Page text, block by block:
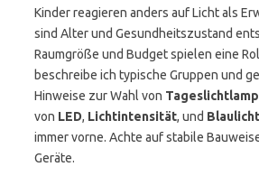
Kinder reagieren anders auf Licht als
sind Alter und Gesundheitszustand
Raumgröße und Budget spielen eine
beschreibe ich typische Gruppen und
Hinweise zur Wahl von
von LED, Lichtintensität, und Blaulicht
immer vorne. Achte auf stabile
Geräte.